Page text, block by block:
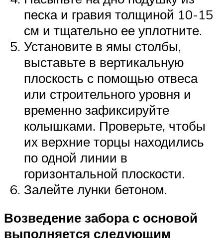
песка и гравия толщиной 10-15
см и тщательно ее уплотните.
Установите в ямы столбы,
выставьте в вертикальную
плоскость с помощью отвеса
или строительного уровня и
временно зафиксируйте
колышками. Проверьте, чтобы
их верхние торцы находились
по одной линии в
горизонтальной плоскости.
Залейте лунки бетоном.
Возведение забора с основой
выполняется следующим